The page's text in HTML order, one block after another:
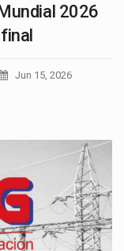
2026
Jun 15, 2026